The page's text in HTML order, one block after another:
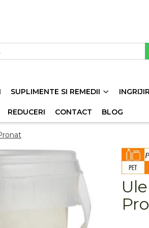
SUPLIMENTE SI REMEDII
REDUCERI CONTACT BLOG